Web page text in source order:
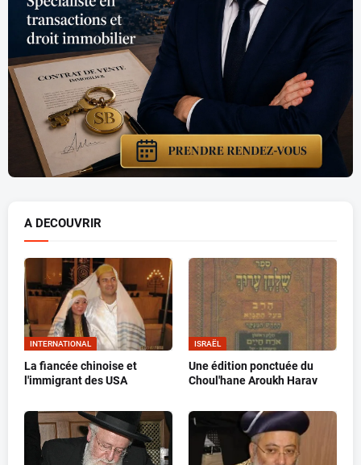
A DECOUVRIR
INTERNATIONAL
La fiancée chinoise et
l'immigrant des USA
ISRAËL
Une édition ponctuée du
Choul'hane Aroukh Harav